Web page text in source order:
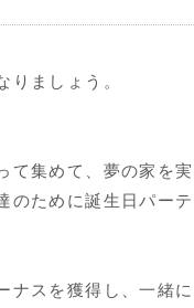
ましょう。
集めて、夢の家を実
ために誕生日パー
スを獲得し、一緒